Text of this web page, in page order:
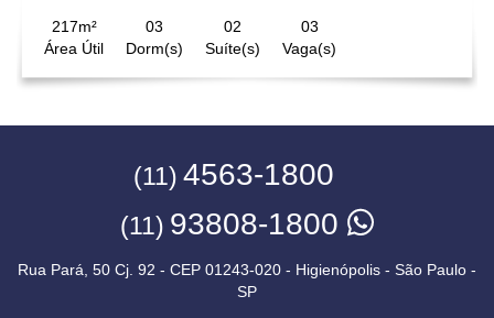
217m²
Área Útil
03
Dorm(s)
02
Suíte(s)
03
Vaga(s)
(11) 4563-1800
(11) 93808-1800
Rua Pará, 50 Cj. 92 - CEP 01243-020 - Higienópolis - São Paulo -
SP